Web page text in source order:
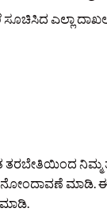
ಎಲ್ಲಾ
ನಿಮ್ಮ
ನೋಂದಾವಣೆ ಮಾಡಿ.